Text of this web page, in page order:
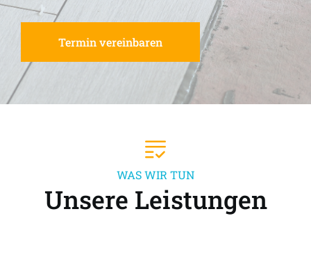
Termin vereinbaren
WAS WIR TUN
Unsere Leistungen